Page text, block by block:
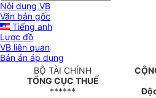
Nội dung VB
Văn bản gốc
Tiếng anh
Lược đồ
VB liên quan
Bản án áp dụng
BỘ TÀI CHÍNH
TỔNG CỤC THUẾ
******